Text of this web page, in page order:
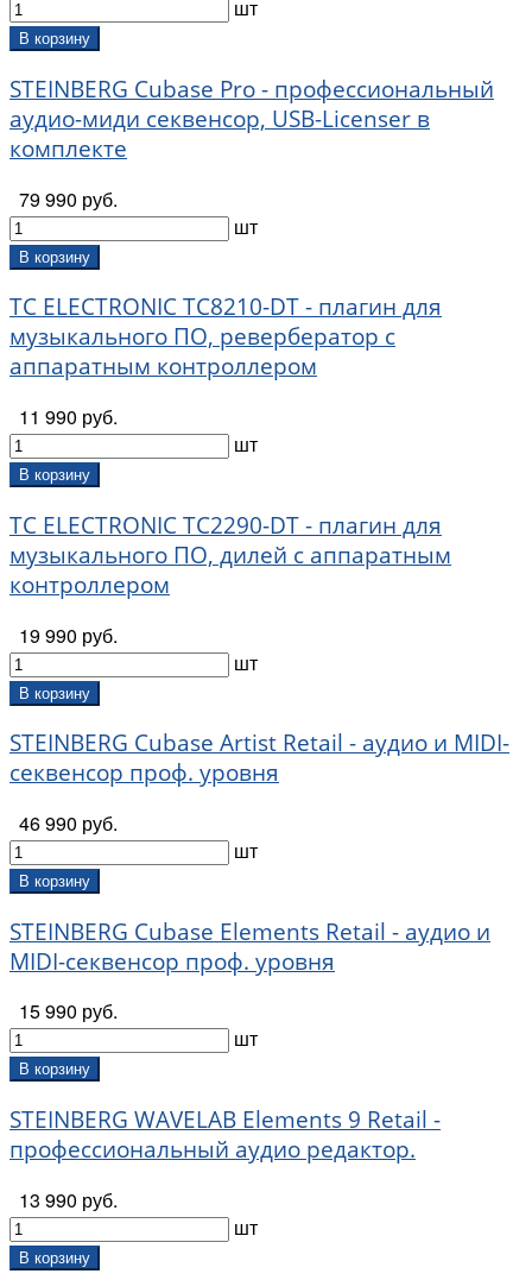
шт
В корзину
STEINBERG Cubase Pro - профессиональный
аудио-миди секвенсор, USB-Licenser в
комплекте
79 990 руб.
шт
В корзину
TC ELECTRONIC TC8210-DT - плагин для
музыкального ПО, ревербератор с
аппаратным контроллером
11 990 руб.
шт
В корзину
TC ELECTRONIC TC2290-DT - плагин для
музыкального ПО, дилей с аппаратным
контроллером
19 990 руб.
шт
В корзину
STEINBERG Cubase Artist Retail - аудио и MIDI-
секвенсор проф. уровня
46 990 руб.
шт
В корзину
STEINBERG Cubase Elements Retail - аудио и
MIDI-секвенсор проф. уровня
15 990 руб.
шт
В корзину
STEINBERG WAVELAB Elements 9 Retail -
профессиональный аудио редактор.
13 990 руб.
шт
В корзину